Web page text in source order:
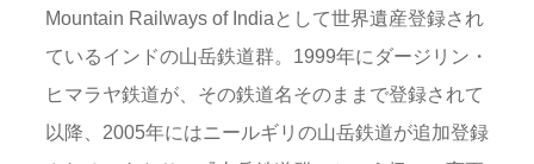
Mountain Railways of Indiaとして世界遺産登録され
ているインドの山岳鉄道群。1999年にダージリン・
ヒマラヤ鉄道が、その鉄道名そのままで登録されて
以降、2005年にはニールギリの山岳鉄道が追加登録